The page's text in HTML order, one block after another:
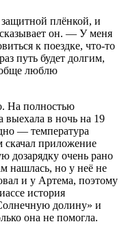
плёнкой, и
он. — У меня
к поездке, что-то
путь будет долгим,
люблю
На полностью
выехала в ночь на 19
— температура
скачал приложение
дозарядку очень рано
нашлась, но у неё не
и у Артема, поэтому
история
долину» и
она не помогла.